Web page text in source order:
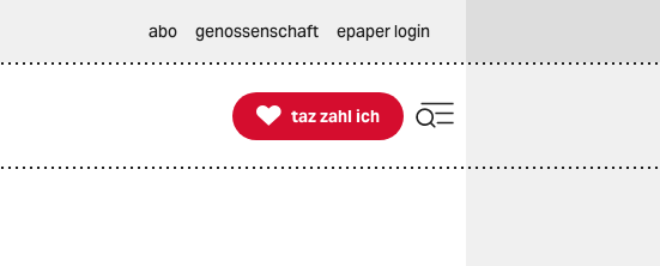
abo genossenschaft epaper login

taz zahl ich
taz zahl ich